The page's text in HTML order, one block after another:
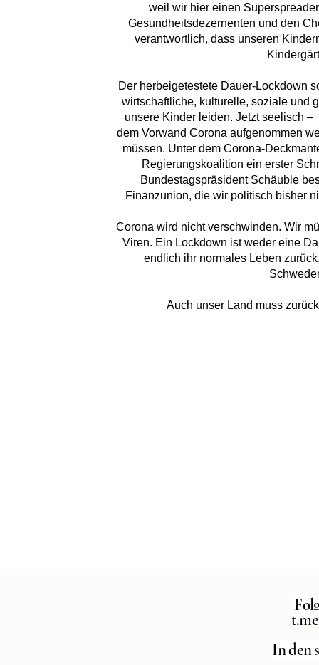
weil wir hier einen
Gesundheitsdezernenten und den
verantwortlich, dass unseren
Der herbeigetestete Dauer-Lockdown
wirtschaftliche, kulturelle, soziale und
unsere Kinder leiden. Jetzt seelisch
dem Vorwand Corona aufgenommen
müssen. Unter dem Corona-
Regierungskoalition ein erster
Bundestagspräsident Schäuble
Finanzunion, die wir politisch bisher
Corona wird nicht verschwinden. Wir
Viren. Ein Lockdown ist weder eine
endlich ihr normales Leben
Auch unser Land muss
In den